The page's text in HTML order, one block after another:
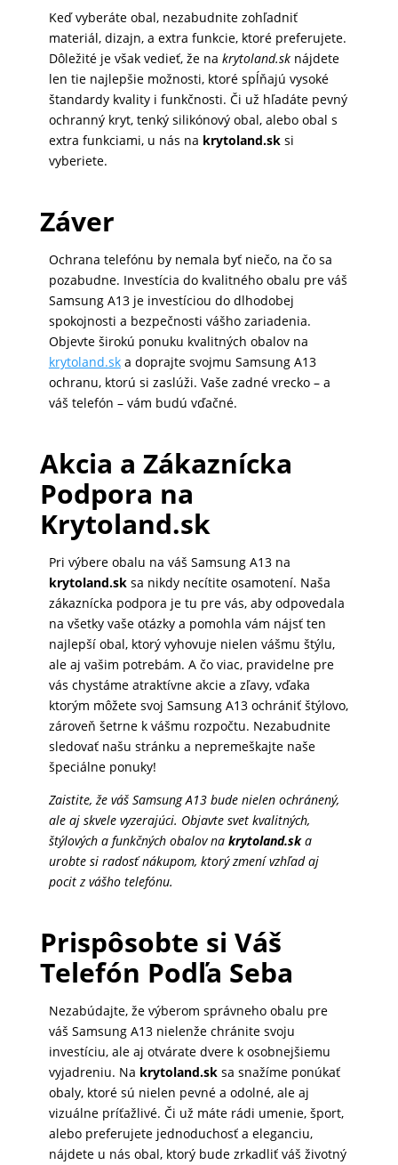
DIELŇA
ZÁHRADA
Keď vyberáte obal, nezabudnite zohľadniť
materiál, dizajn, a extra funkcie, ktoré preferujete.
Dôležité je však vedieť, že na krytoland.sknájdete
len tie najlepšie možnosti, ktoré spĺňajú vysoké
štandardy kvality i funkčnosti. Či už hľadáte pevný
ochranný kryt, tenký silikónový obal, alebo obal s
extra funkciami, u nás na krytoland.sksi
vyberiete.
Záver
Ochrana telefónu by nemala byť niečo, na čo sa
pozabudne. Investícia do kvalitného obalu pre váš
Samsung A13 je investíciou do dlhodobej
spokojnosti a bezpečnosti vášho zariadenia.
Objevte širokú ponuku kvalitných obalov na
krytoland.ska doprajte svojmu Samsung A13
ochranu, ktorú si zaslúži. Vaše zadné vrecko – a
váš telefón – vám budú vďačné.
Akcia a Zákaznícka
Podpora na
Krytoland.sk
Pri výbere obalu na váš Samsung A13 na
krytoland.sksa nikdy necítite osamotení. Naša
zákaznícka podpora je tu pre vás, aby odpovedala
na všetky vaše otázky a pomohla vám nájsť ten
najlepší obal, ktorý vyhovuje nielen vášmu štýlu,
ale aj vašim potrebám. A čo viac, pravidelne pre
vás chystáme atraktívne akcie a zľavy, vďaka
ktorým môžete svoj Samsung A13 ochrániť štýlovo,
zároveň šetrne k vášmu rozpočtu. Nezabudnite
sledovať našu stránku a nepremeškajte naše
špeciálne ponuky!
Zaistite, že váš Samsung A13 bude nielen ochránený,
ale aj skvele vyzerajúci. Objavte svet kvalitných,
štýlových a funkčných obalov na krytoland.ska
urobte si radosť nákupom, ktorý zmení vzhľad aj
pocit z vášho telefónu.
Prispôsobte si Váš
Telefón Podľa Seba
Nezabúdajte, že výberom správneho obalu pre
váš Samsung A13 nielenže chránite svoju
investíciu, ale aj otvárate dvere k osobnejšiemu
vyjadreniu. Na krytoland.sksa snažíme ponúkať
obaly, ktoré sú nielen pevné a odolné, ale aj
vizuálne príťažlivé. Či už máte rádi umenie, šport,
alebo preferujete jednoduchosť a eleganciu,
nájdete u nás obal, ktorý bude zrkadliť váš životný